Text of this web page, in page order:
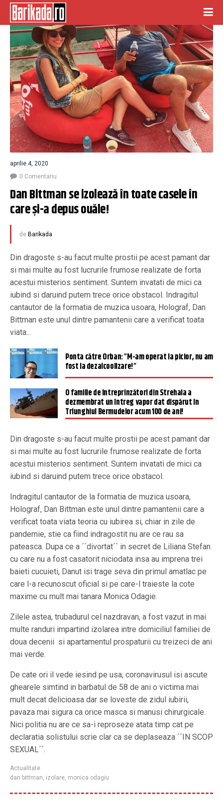
aprilie 4, 2020
0 Comentariu
Dan Bittman se izolează în toate casele în
care și-a depus ouăle!
de Barikada
Din dragoste s-au facut multe prostii pe acest pamant dar
si mai multe au fost lucrurile frumose realizate de forta
acestui misterios sentiment. Suntem invatati de mici ca
iubind si daruind putem trece orice obstacol. Indragitul
cantautor de la formatia de muzica usoara, Holograf, Dan
Bittman este unul dintre pamantenii care a verificat toata
viata...
Ponta către Orban: ”M-am operat la picior, nu am
fost la dezalcoolizare!”
O familie de întreprinzători din Strehaia a
dezmembrat un întreg vapor dat dispărut în
Triunghiul Bermudelor acum 100 de ani!
Din dragoste s-au facut multe prostii pe acest pamant dar
si mai multe au fost lucrurile frumose realizate de forta
acestui misterios sentiment. Suntem invatati de mici ca
iubind si daruind putem trece orice obstacol.
Indragitul cantautor de la formatia de muzica usoara,
Holograf, Dan Bittman este unul dintre pamantenii care a
verificat toata viata teoria cu iubirea si, chiar in zile de
pandemie, stie ca fiind indragostit nu are ce rau sa
pateasca. Dupa ce a ´´divortat´´ in secret de Liliana Stefan
cu care nu a fost casatorit niciodata insa au imprena trei
baieti cucuieti, Danut isi trage seva din primul amatlac pe
care l-a recunoscut oficial si pe care-l traieste la cote
maxime cu mult mai tanara Monica Odagie.
Zilele astea, trubadurul cel nazdravan, a fost vazut in mai
multe randuri impartind izolarea intre domiciliul familiei de
doua decenii si apartamentul prospaturii cu treizeci de ani
mai verde.
De cate ori il vede iesind pe usa, coronavirusul isi ascute
ghearele simtind in barbatul de 58 de ani o victima mai
mult decat delicioasa dar se loveste de zidul iubirii,
pavaza mai sigura ca orice masca si manusi chirurgicale.
Nici politia nu are ce sa-i reproseze atata timp cat pe
declaratia solistului scrie clar ca se deplaseaza ´´IN SCOP
SEXUAL´´.
Actualitate
dan bittman, izolare, monica odagiu